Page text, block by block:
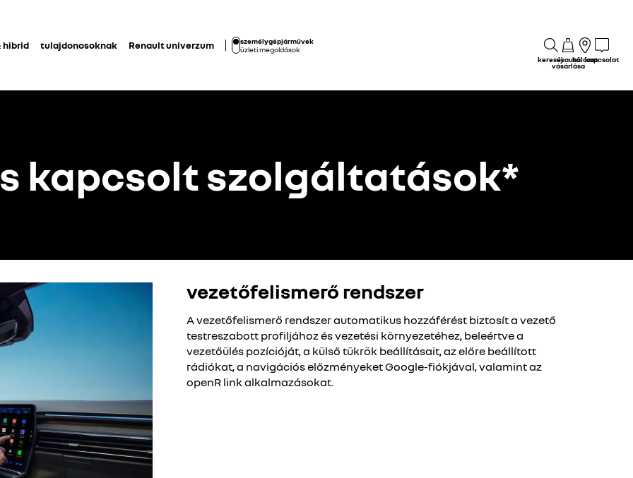
hibrid tulajdonosoknak Renault univerzum
személygépjárművek
üzleti megoldások
keresésúj autó
vásárlása
hálózatkapcsolat
kapcsolt szolgáltatások*
vezetőfelismerő rendszer
A vezetőfelismerő rendszer automatikus hozzáférést biztosít a vezető
testreszabott profiljához és vezetési környezetéhez, beleértve a
vezetőülés pozícióját, a külső tükrök beállításait, az előre beállított
rádiókat, a navigációs előzményeket Google-fiókjával, valamint az
openR link alkalmazásokat.